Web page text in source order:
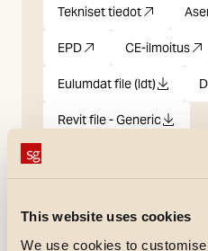
This website uses cookies
We use cookies to
Tekniset tiedot
pdf
(Avautuu uuteen
EPDpdf
(Avautuu uuteen
CE-ilmoitus
pdf
Eulumdat file (ldt)
ldt
Revit file - Generic
rfa